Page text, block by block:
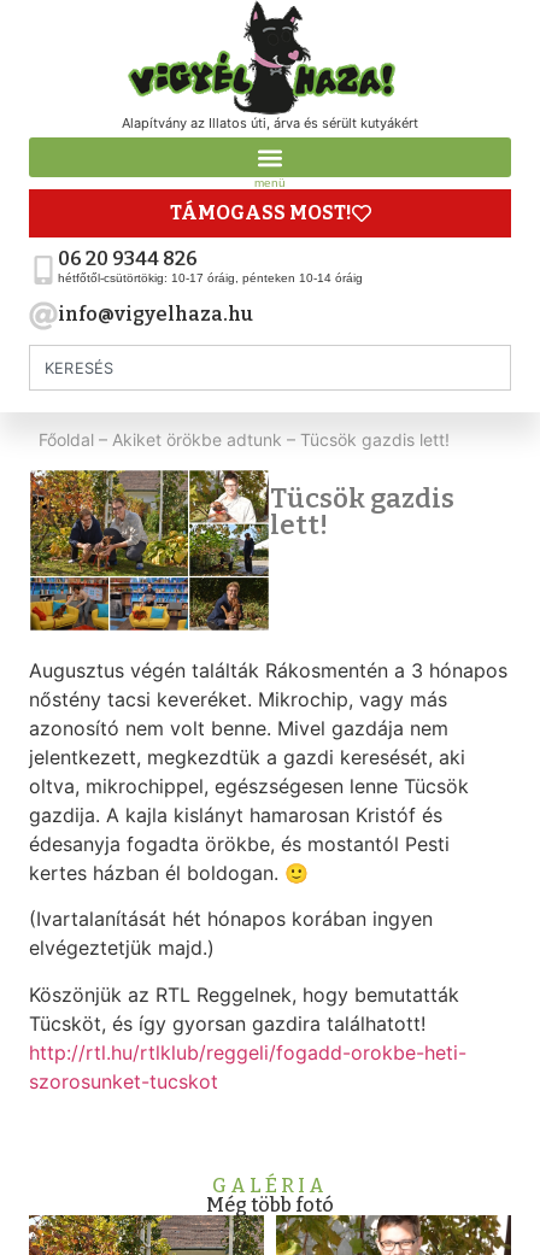
Alapítvány az Illatos úti, árva és sérült kutyákért
menü
TÁMOGASS MOST!
06 20 9344 826
hétfőtől-csütörtökig: 10-17 óráig, pénteken 10-14 óráig
info@vigyelhaza.hu
Főoldal – Akiket örökbe adtunk – Tücsök gazdis lett!
Tücsök gazdis
lett!
Augusztus végén találták Rákosmentén a 3 hónapos
nőstény tacsi keveréket. Mikrochip, vagy más
azonosító nem volt benne. Mivel gazdája nem
jelentkezett, megkezdtük a gazdi keresését, aki
oltva, mikrochippel, egészségesen lenne Tücsök
gazdija. A kajla kislányt hamarosan Kristóf és
édesanyja fogadta örökbe, és mostantól Pesti
kertes házban él boldogan. 🙂
(Ivartalanítását hét hónapos korában ingyen
elvégeztetjük majd.)
Köszönjük az RTL Reggelnek, hogy bemutatták
Tücsköt, és így gyorsan gazdira találhatott!
http://rtl.hu/rtlklub/reggeli/fogadd-orokbe-heti-
szorosunket-tucskot
GALÉRIA
Még több fotó